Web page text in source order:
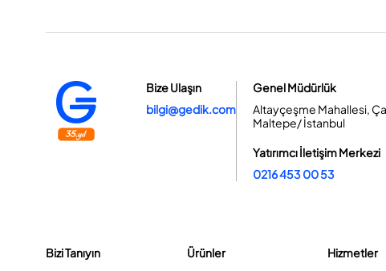
Bize Ulaşın
bilgi@gedik.com
Genel Müdürlük
Altayçeşme Mahallesi,
Maltepe/ İstanbul
Yatırımcı İletişim Merkezi
0216 453 00 53
Bizi Tanıyın
Ürünler
Hizmetler